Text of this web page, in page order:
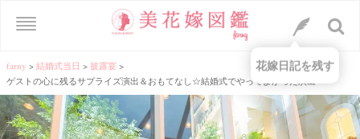
farny > 結婚式当日 > 披露宴 >
ゲストの心に残るサプライズ演出＆おもてなし☆結婚式でやってよかった演出
花嫁日記を残す